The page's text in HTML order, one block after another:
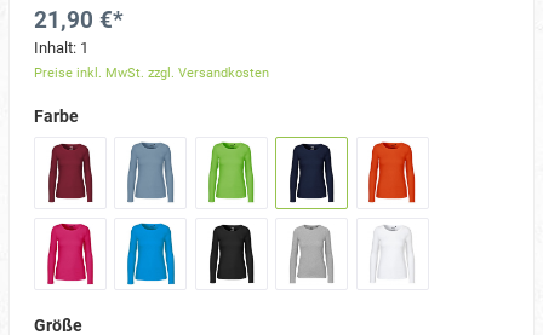
21,90 €*
Inhalt: 1
Preise inkl. MwSt. zzgl. Versandkosten
Farbe
Größe